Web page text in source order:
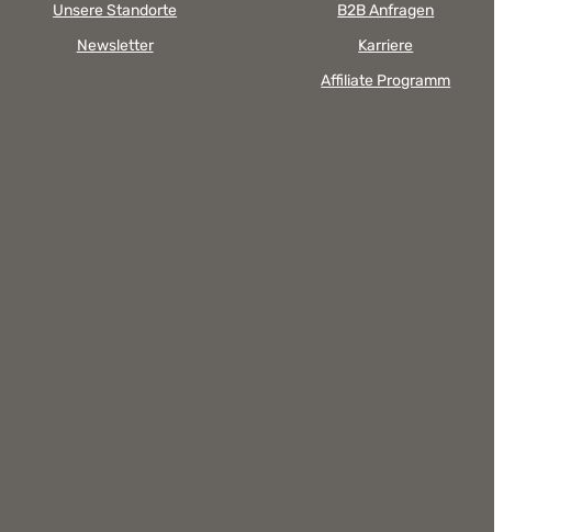
Unsere Standorte
Newsletter
B2B Anfragen
Karriere
Affiliate Programm